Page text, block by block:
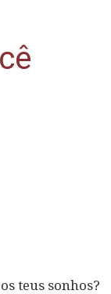
teus sonhos?